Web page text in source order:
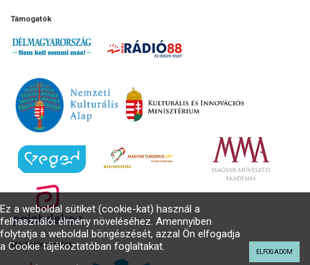
Támogatók
Médiatámogatók
Ez a weboldal sütiket (cookie-kat) használ a
felhasználói élmény növeléséhez. Amennyiben
folytatja a weboldal böngészését, azzal Ön elfogadja
a Cookie tájékoztatóban foglaltakat.
ELFOGADOM